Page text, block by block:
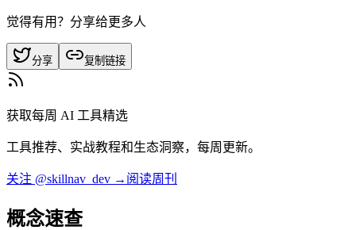
觉得有用？分享给更多人
分享 复制链接
获取每周 AI 工具精选
工具推荐、实战教程和生态洞察，每周更新。
关注 @skillnav_dev → 阅读周刊
概念速查